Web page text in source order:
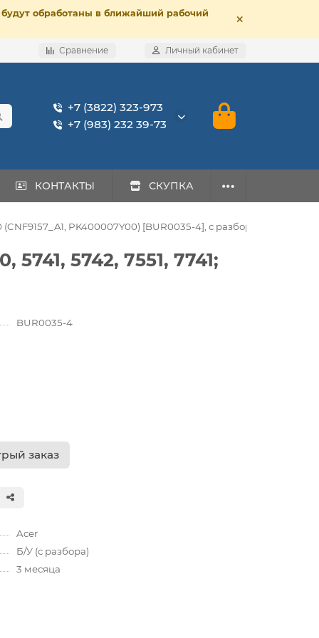
обработаны в ближайший рабочий
Сравнение Личный кабинет
+7 (3822) 323-973
+7 (983) 232 39-73
КОНТАКТЫ СКУПКА
PK400007Y00) [BUR0035-4], с разбора
5742, 7551, 7741;
BUR0035-4
заказ
Acer
Б/У (с разбора)
3 месяца